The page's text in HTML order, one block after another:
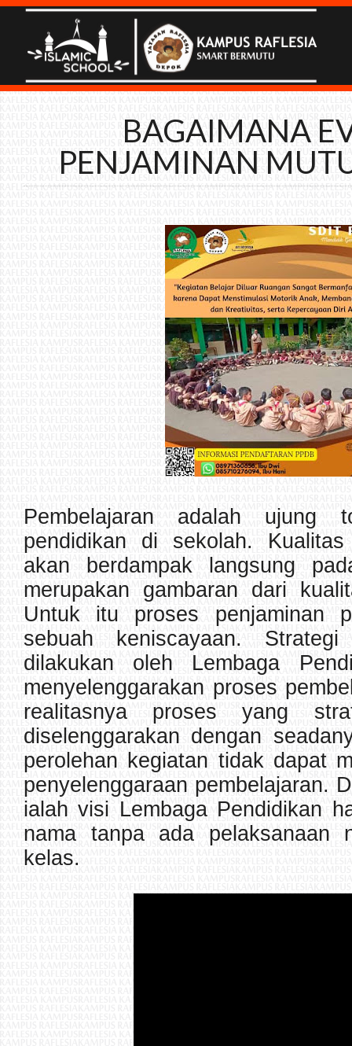
BAGAIMANA
PENJAMINAN
Pembelajaran adalah ujung
pendidikan di sekolah. Kualitas
akan berdampak langsung
merupakan gambaran dari
Untuk itu proses penjaminan
sebuah keniscayaan.
dilakukan oleh Lembaga
menyelenggarakan proses
realitasnya proses yang
diselenggarakan dengan
perolehan kegiatan tidak dapat
penyelenggaraan pembelajaran.
ialah visi Lembaga Pendidikan
nama tanpa ada pelaksanaan
kelas.